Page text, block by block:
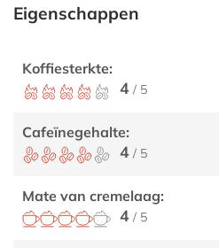
Eigenschappen
Koffiesterkte:
4 / 5
Cafeïnegehalte:
4 / 5
Mate van cremelaag:
4 / 5